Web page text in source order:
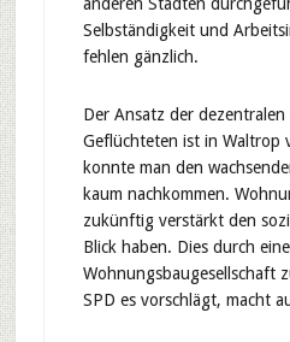
Selbständigkeit und
fehlen gänzlich.
Der Ansatz der
Geflüchteten ist in Waltrop
konnte man den
kaum nachkommen.
zukünftig verstärkt den
Blick haben. Dies durch
Wohnungsbaugesellschaft
SPD es vorschlägt, macht